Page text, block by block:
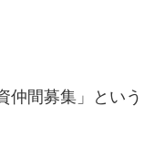
仲間募集」という